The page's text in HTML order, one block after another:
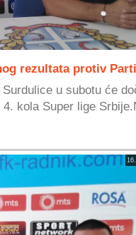
rezultata protiv
u subotu će
kola Super lige